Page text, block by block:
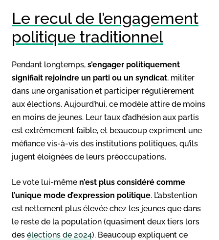
Le recul de l’engagement
politique traditionnel
Pendant longtemps, s’engager politiquement
signifiait rejoindre un parti ou un syndicat, militer
dans une organisation et participer régulièrement
aux élections. Aujourd’hui, ce modèle attire de moins
en moins de jeunes. Leur taux d’adhésion aux partis
est extrêmement faible, et beaucoup expriment une
méfiance vis-à-vis des institutions politiques, qu’ils
jugent éloignées de leurs préoccupations.
Le vote lui-même n’est plus considéré comme
l’unique mode d’expression politique. L’abstention
est nettement plus élevée chez les jeunes que dans
le reste de la population (quasiment deux tiers lors
des élections de 2024). Beaucoup expliquent ce